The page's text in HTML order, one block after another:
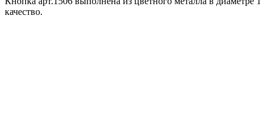
качество.